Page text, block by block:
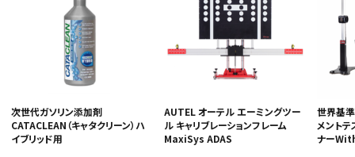
ガレージ機器
補助金で購入
次世代ガソリン添加剤
CATACLEAN（キャタクリーン）ハ
イブリッド用
AUTEL オーテル エーミングツー
ル キャリブレーションフレーム
MaxiSys ADAS
世界基
メント
ナー